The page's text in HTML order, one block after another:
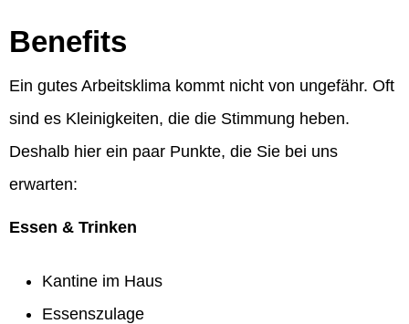
Benefits
Ein gutes Arbeitsklima kommt nicht von ungefähr. Oft
sind es Kleinigkeiten, die die Stimmung heben.
Deshalb hier ein paar Punkte, die Sie bei uns
erwarten:
Essen & Trinken
Kantine im Haus
Essenszulage